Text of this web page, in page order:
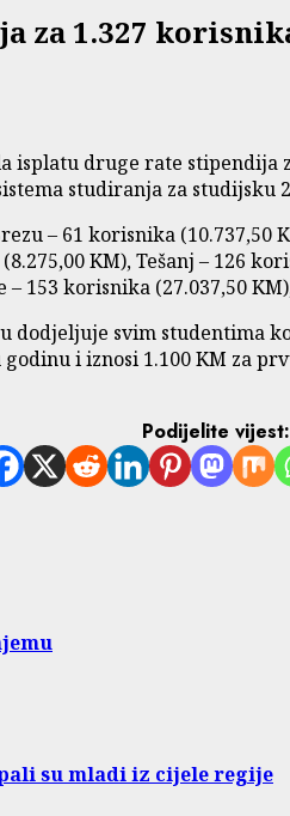
za 1.327
isplatu druge rate
studiranja za studijsku
– 61 korisnika (10.737,50
KM), Tešanj – 126
153 korisnika (27.037,50
svim studentima
i iznosi 1.100 KM za
Podijelite vijest:
su mladi iz cijele regije